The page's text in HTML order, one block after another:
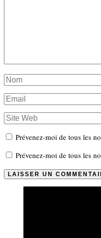
Prévenez-moi de tous les
Prévenez-moi de tous les